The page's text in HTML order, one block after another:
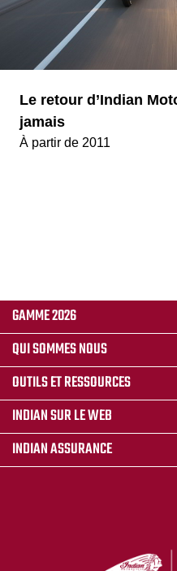
Le retour d’Indian
jamais
À partir de 2011
GAMME 2026
QUI SOMMES NOUS
OUTILS ET RESSOURCES
INDIAN SUR LE WEB
INDIAN ASSURANCE